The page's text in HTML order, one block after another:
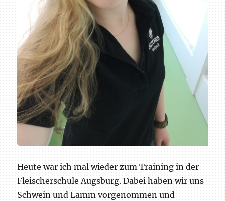
Heute war ich mal wieder zum Training in der
Fleischerschule Augsburg. Dabei haben wir uns
Schwein und Lamm vorgenommen und